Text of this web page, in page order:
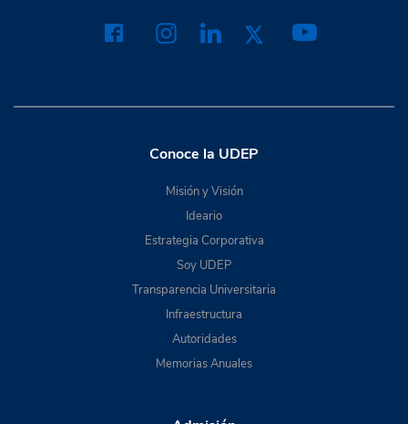
Conoce la UDEP
Misión y Visión
Ideario
Estrategia Corporativa
Soy UDEP
Transparencia Universitaria
Infraestructura
Autoridades
Memorias Anuales